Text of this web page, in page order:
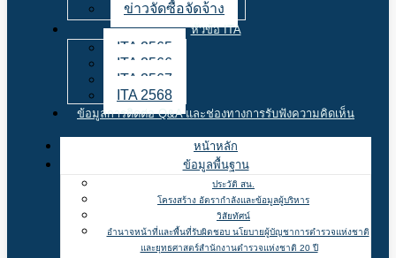
ข่าวจัดซื้อจัดจ้าง
หัวข้อ ITA
ITA 2565
ITA 2566
ITA 2567
ITA 2568
ข้อมูลการติดต่อ Q&A และช่องทางการรับฟังความคิดเห็น
หน้าหลัก
ข้อมูลพื้นฐาน
ประวัติ สน.
โครงสร้าง อัตรากำลังและข้อมูลผู้บริหาร
วิสัยทัศน์
อำนาจหน้าที่และพื้นที่รับผิดชอบ นโยบายผู้บัญชาการตำรวจแห่งชาติ
และยุทธศาสตร์สำนักงานตำรวจแห่งชาติ 20 ปี